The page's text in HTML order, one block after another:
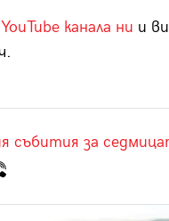
YouTube канала ни и
събития за